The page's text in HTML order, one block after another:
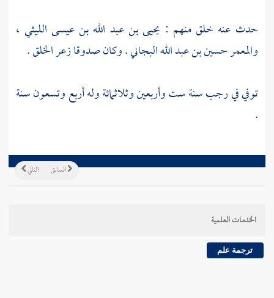
حدث عنه خلق منهم : يحيى بن عبد الله بن عيسى الليثي ،
والمعمر حسين بن عبد الله البجاني. وكان صدوقا زعر الخلق .
توفي في رجب سنة ست وأربعين وثلاثمائة وله أربع وتسعون سنة
.
التالي السابق
الخدمات العلمية
ترجمة علم